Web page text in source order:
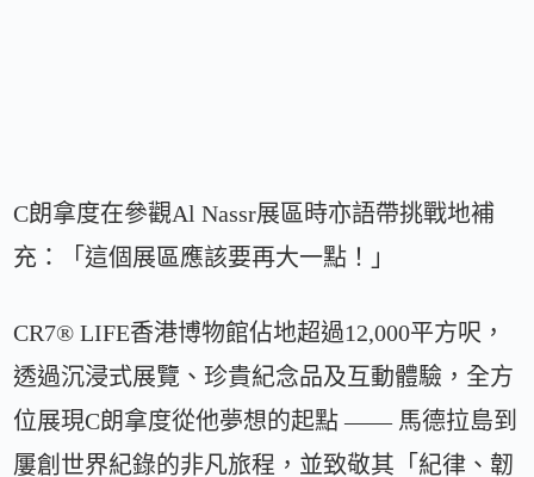
C朗拿度在參觀Al Nassr展區時亦語帶挑戰地補
充：「這個展區應該要再大一點！」
CR7®️ LIFE香港博物館佔地超過12,000平方呎，
透過沉浸式展覽、珍貴紀念品及互動體驗，全方
位展現C朗拿度從他夢想的起點 —— 馬德拉島到
屢創世界紀錄的非凡旅程，並致敬其「紀律、韌